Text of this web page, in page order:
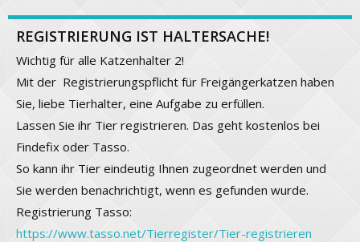
REGISTRIERUNG IST HALTERSACHE!
Wichtig für alle Katzenhalter 2!
Mit der Registrierungspflicht für Freigängerkatzen haben
Sie, liebe Tierhalter, eine Aufgabe zu erfüllen.
Lassen Sie ihr Tier registrieren. Das geht kostenlos bei
Findefix oder Tasso.
So kann ihr Tier eindeutig Ihnen zugeordnet werden und
Sie werden benachrichtigt, wenn es gefunden wurde.
Registrierung Tasso:
https://www.tasso.net/Tierregister/Tier-registrieren